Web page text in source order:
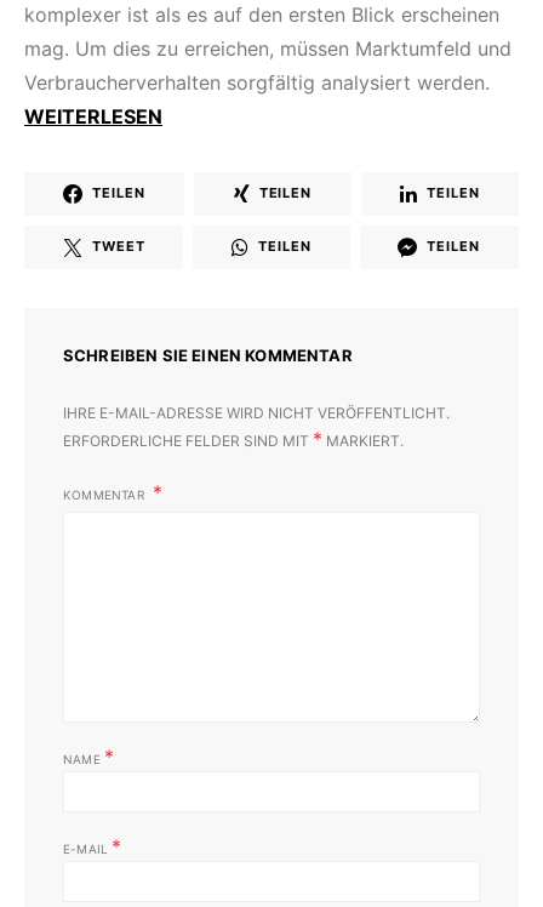
komplexer ist als es auf den ersten Blick erscheinen
mag. Um dies zu erreichen, müssen Marktumfeld und
Verbraucherverhalten sorgfältig analysiert werden.
WEITERLESEN
TEILEN TEILEN TEILEN
TWEET TEILEN TEILEN
SCHREIBEN SIE EINEN KOMMENTAR
IHRE E-MAIL-ADRESSE WIRD NICHT VERÖFFENTLICHT.
ERFORDERLICHE FELDER SIND MIT * MARKIERT.
KOMMENTAR
NAME *
E-MAIL *